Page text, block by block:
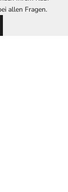
allen Fragen.